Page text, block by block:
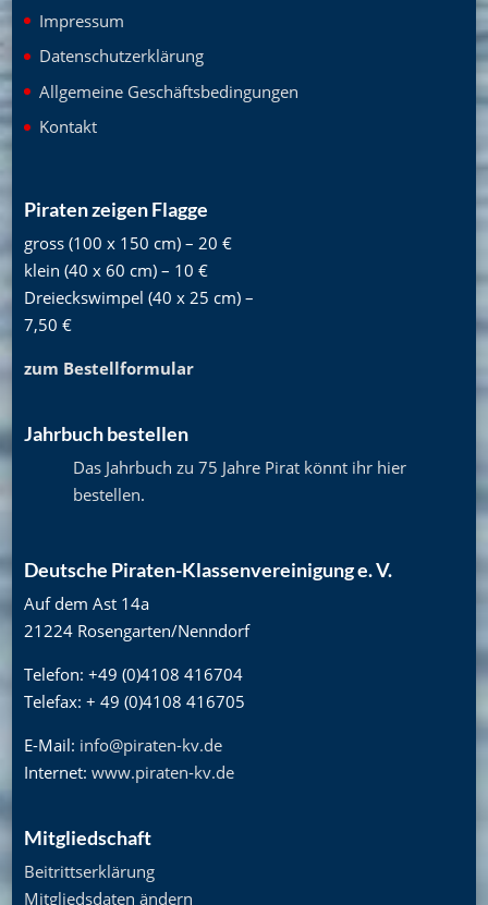
Impressum
Datenschutzerklärung
Allgemeine Geschäftsbedingungen
Kontakt
Piraten zeigen Flagge
gross (100 x 150 cm) – 20 €
klein (40 x 60 cm) – 10 €
Dreieckswimpel (40 x 25 cm) –
7,50 €
zum Bestellformular
Jahrbuch bestellen
Das Jahrbuch zu 75 Jahre Pirat könnt ihr hier
bestellen.
Deutsche Piraten-Klassenvereinigung e. V.
Auf dem Ast 14a
21224 Rosengarten/Nenndorf
Telefon: +49 (0)4108 416704
Telefax: + 49 (0)4108 416705
E-Mail: info@piraten-kv.de
Internet: www.piraten-kv.de
Mitgliedschaft
Beitrittserklärung
Mitgliedsdaten ändern